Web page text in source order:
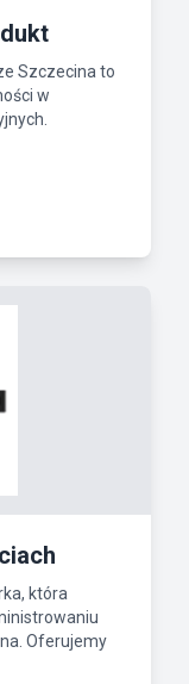
Szczecina to
w
która
Oferujemy